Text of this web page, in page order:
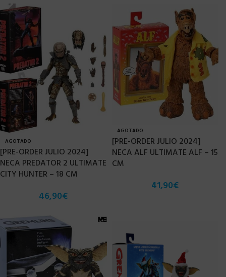
AGOTADO
[PRE-ORDER JULIO 2024]
NECA PREDATOR 2 ULTIMATE
CITY HUNTER – 18 CM
46,90€
AGOTADO
[PRE-ORDER JULIO 2024]
NECA ALF ULTIMATE ALF – 15
CM
41,90€